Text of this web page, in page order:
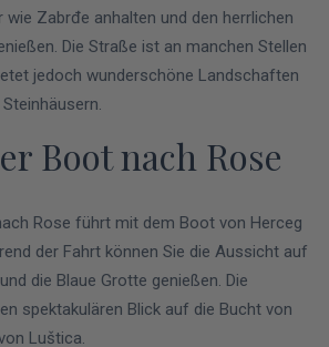
Zabrđe anhalten und den herrlichen
Die Straße ist an manchen Stellen
jedoch wunderschöne Landschaften
Boot nach Rose
Rose führt mit dem Boot von Herceg
der Fahrt können Sie die Aussicht auf
und die Blaue Grotte genießen. Die
spektakulären Blick auf die Bucht von
Luštica.